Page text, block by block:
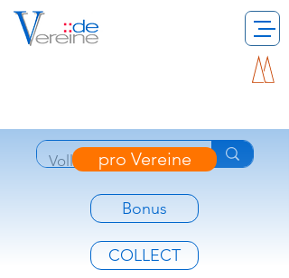
pro Vereine
Bonus
COLLECT